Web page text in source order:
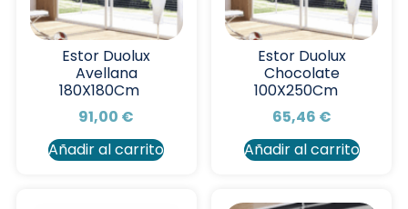
Estor Duolux
Avellana
180X180Cm
91,00 €
Añadir al carrito
Estor Duolux
Chocolate
100X250Cm
65,46 €
Añadir al carrito